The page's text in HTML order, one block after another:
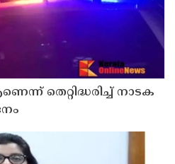
തെറ്റിദ്ധരിച്ച് നാടക